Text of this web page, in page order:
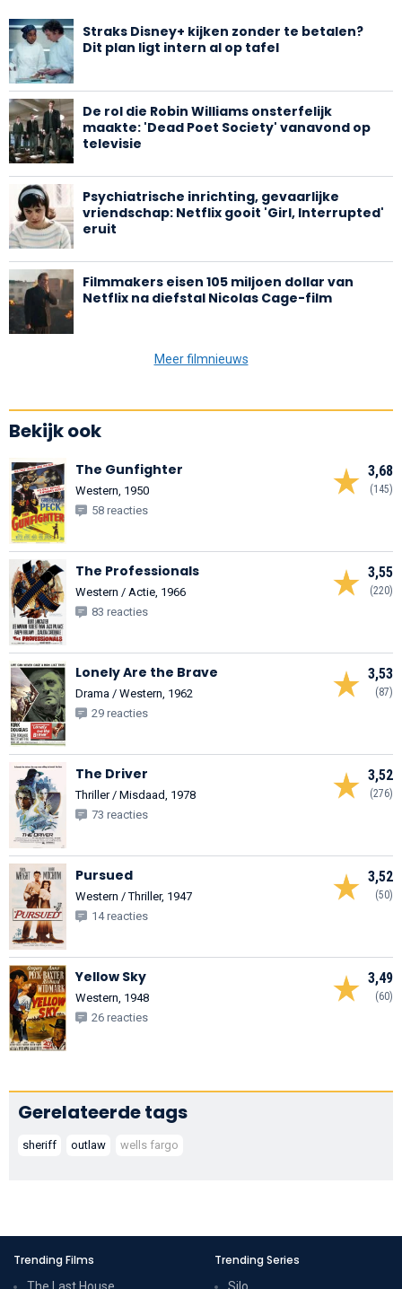
Straks Disney+ kijken zonder te betalen?
Dit plan ligt intern al op tafel
De rol die Robin Williams onsterfelijk
maakte: 'Dead Poet Society' vanavond op
televisie
Psychiatrische inrichting, gevaarlijke
vriendschap: Netflix gooit 'Girl, Interrupted'
eruit
Filmmakers eisen 105 miljoen dollar van
Netflix na diefstal Nicolas Cage-film
Meer filmnieuws
Bekijk ook
3,68
(145)
The Gunfighter
Western, 1950
58 reacties
3,55
(220)
The Professionals
Western / Actie, 1966
83 reacties
3,53
(87)
Lonely Are the Brave
Drama / Western, 1962
29 reacties
3,52
(276)
The Driver
Thriller / Misdaad, 1978
73 reacties
3,52
(50)
Pursued
Western / Thriller, 1947
14 reacties
3,49
(60)
Yellow Sky
Western, 1948
26 reacties
Gerelateerde tags
sheriff outlaw wells fargo
Trending Films
The Last House
Trending Series
Silo